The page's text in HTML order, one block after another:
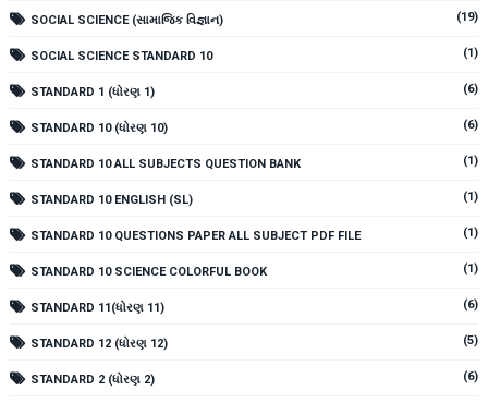
SOCIAL SCIENCE (સામાજિક વિજ્ઞાન) (19)
SOCIAL SCIENCE STANDARD 10 (1)
STANDARD 1 (ધોરણ 1) (6)
STANDARD 10 (ધોરણ 10) (6)
STANDARD 10 ALL SUBJECTS QUESTION BANK (1)
STANDARD 10 ENGLISH (SL) (1)
STANDARD 10 QUESTIONS PAPER ALL SUBJECT PDF FILE (1)
STANDARD 10 SCIENCE COLORFUL BOOK (1)
STANDARD 11(ધોરણ 11) (6)
STANDARD 12 (ધોરણ 12) (5)
STANDARD 2 (ધોરણ 2) (6)